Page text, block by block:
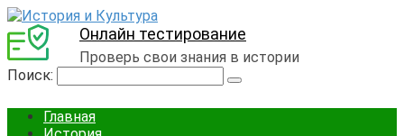
Онлайн тестирование
Проверь свои знания в истории
Поиск:
Главная